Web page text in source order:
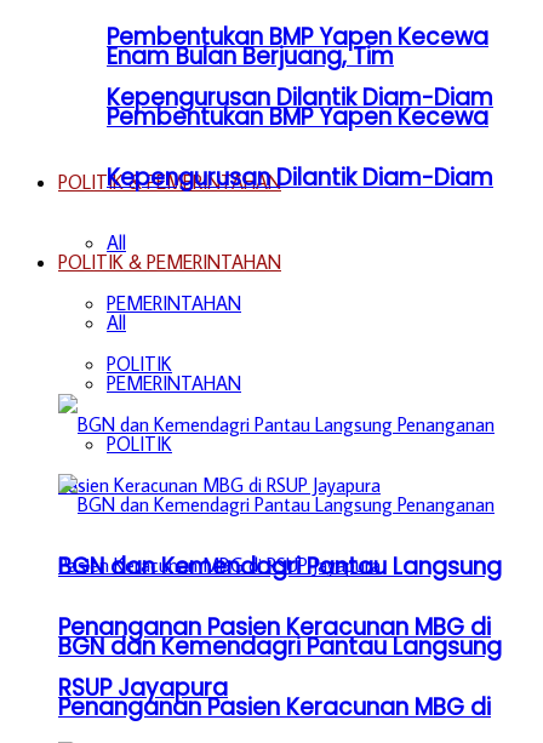
Pembentukan BMP Yapen Kecewa
Kepengurusan Dilantik Diam-Diam
POLITIK & PEMERINTAHAN
All
PEMERINTAHAN
POLITIK
BGN dan Kemendagri Pantau Langsung
Penanganan Pasien Keracunan MBG di
RSUP Jayapura
Enam Bulan Berjuang, Tim
Pembentukan BMP Yapen Kecewa
Kepengurusan Dilantik Diam-Diam
POLITIK & PEMERINTAHAN
All
PEMERINTAHAN
POLITIK
BGN dan Kemendagri Pantau Langsung
Penanganan Pasien Keracunan MBG di